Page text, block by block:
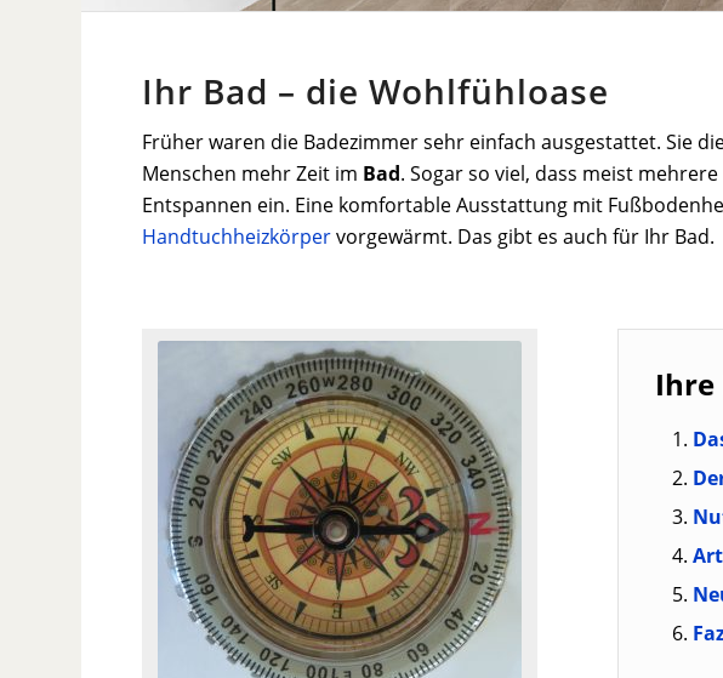
Ihr Bad – die Wohlfühloase
Früher waren die Badezimmer sehr einfach ausgestattet. Sie
Menschen mehr Zeit im Bad. Sogar so viel, dass meist
Entspannen ein. Eine komfortable Ausstattung mit
Handtuchheizkörpervorgewärmt. Das gibt es auch für Ihr Bad.